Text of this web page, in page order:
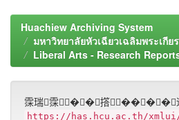
Huachiew Archiving System
มหาวิทยาลัยหัวเฉียวเฉลิมพระเกีย
Liberal Arts - Research
霂瑞霂��撘
https://has.hcu.ac.th/xmlui/